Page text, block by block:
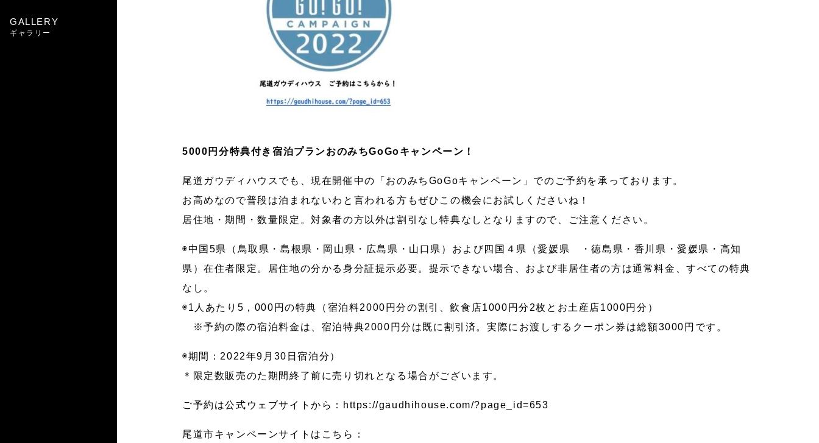
GALLERY
ギャラリー
5000円分特典付き宿泊プランおのみちGoGoキャンペーン！
尾道ガウディハウスでも、現在開催中の「おのみちGoGoキャンペーン」でのご予約を承っております。
お高めなので普段は泊まれないわと言われる方もぜひこの機会にお試しくださいね！
居住地・期間・数量限定。対象者の方以外は割引なし特典なしとなりますので、ご注意ください。
◉中国5県（鳥取県・島根県・岡山県・広島県・山口県）および四国４県（愛媛県 ・徳島県・香川県・愛媛県・高知
県）在住者限定。居住地の分かる身分証提示必要。提示できない場合、および非居住者の方は通常料金、すべての特典
なし。
◉1人あたり5，000円の特典（宿泊料2000円分の割引、飲食店1000円分2枚とお土産店1000円分）
※予約の際の宿泊料金は、宿泊特典2000円分は既に割引済。実際にお渡しするクーポン券は総額3000円です。
◉期間：2022年9月30日宿泊分）
＊限定数販売のた期間終了前に売り切れとなる場合がございます。
ご予約は公式ウェブサイトから：https://gaudhihouse.com/?page_id=653
尾道市キャンペーンサイトはこちら：